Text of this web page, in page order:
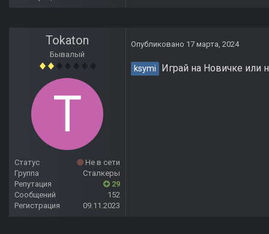
Tokaton
Бывалый
Статус
Не в сети
Группа
Сталкеры
Репутация
29
Сообщений
152
Регистрация
09.11.2023
Опубликовано 17 марта, 2024
ksymi Играй на Новичке или